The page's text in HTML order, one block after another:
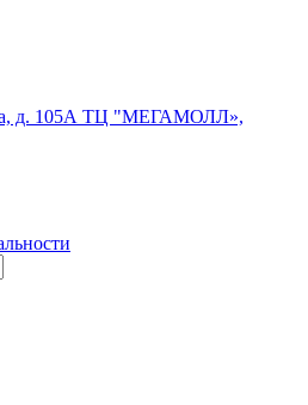
д. 105А ТЦ "МЕГАМОЛЛ»,